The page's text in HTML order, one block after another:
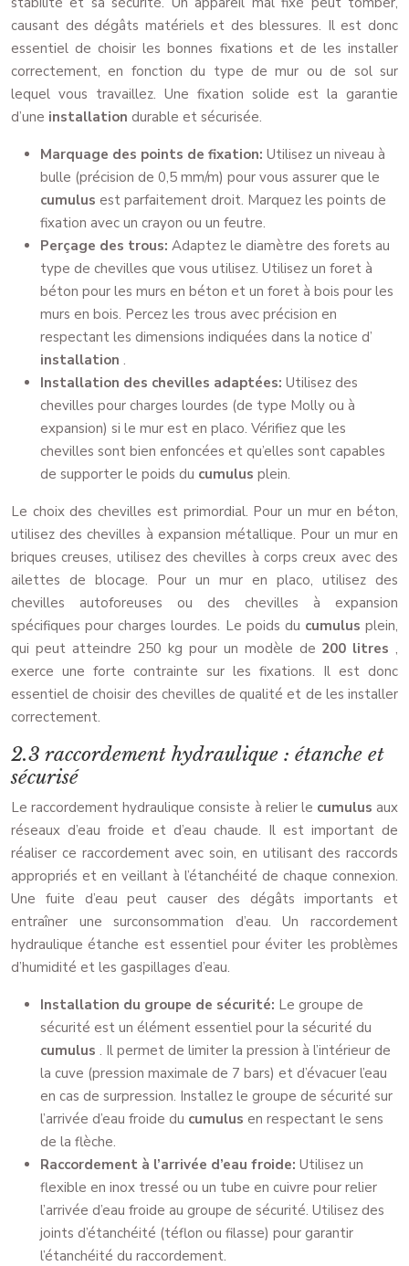
causant des dégâts matériels et des blessures. Il est donc
essentiel de choisir les bonnes fixations et de les installer
correctement, en fonction du type de mur ou de sol sur
lequel vous travaillez. Une fixation solide est la garantie
d’une installation durable et sécurisée.
Marquage des points de fixation: Utilisez un niveau à
bulle (précision de 0,5 mm/m) pour vous assurer que le
cumulus est parfaitement droit. Marquez les points de
fixation avec un crayon ou un feutre.
Perçage des trous: Adaptez le diamètre des forets au
type de chevilles que vous utilisez. Utilisez un foret à
béton pour les murs en béton et un foret à bois pour les
murs en bois. Percez les trous avec précision en
respectant les dimensions indiquées dans la notice d’
installation .
Installation des chevilles adaptées: Utilisez des
chevilles pour charges lourdes (de type Molly ou à
expansion) si le mur est en placo. Vérifiez que les
chevilles sont bien enfoncées et qu’elles sont capables
de supporter le poids du cumulus plein.
Le choix des chevilles est primordial. Pour un mur en béton,
utilisez des chevilles à expansion métallique. Pour un mur en
briques creuses, utilisez des chevilles à corps creux avec des
ailettes de blocage. Pour un mur en placo, utilisez des
chevilles autoforeuses ou des chevilles à expansion
spécifiques pour charges lourdes. Le poids du cumulus plein,
qui peut atteindre 250 kg pour un modèle de 200 litres,
exerce une forte contrainte sur les fixations. Il est donc
essentiel de choisir des chevilles de qualité et de les installer
correctement.
2.3 raccordement hydraulique : étanche et
sécurisé
Le raccordement hydraulique consiste à relier le cumulus aux
réseaux d’eau froide et d’eau chaude. Il est important de
réaliser ce raccordement avec soin, en utilisant des raccords
appropriés et en veillant à l’étanchéité de chaque connexion.
Une fuite d’eau peut causer des dégâts importants et
entraîner une surconsommation d’eau. Un raccordement
hydraulique étanche est essentiel pour éviter les problèmes
d’humidité et les gaspillages d’eau.
Installation du groupe de sécurité: Le groupe de
sécurité est un élément essentiel pour la sécurité du
cumulus . Il permet de limiter la pression à l’intérieur de
la cuve (pression maximale de 7 bars) et d’évacuer l’eau
en cas de surpression. Installez le groupe de sécurité sur
l’arrivée d’eau froide du cumulus en respectant le sens
de la flèche.
Raccordement à l’arrivée d’eau froide: Utilisez un
flexible en inox tressé ou un tube en cuivre pour relier
l’arrivée d’eau froide au groupe de sécurité. Utilisez des
joints d’étanchéité (téflon ou filasse) pour garantir
l’étanchéité du raccordement.